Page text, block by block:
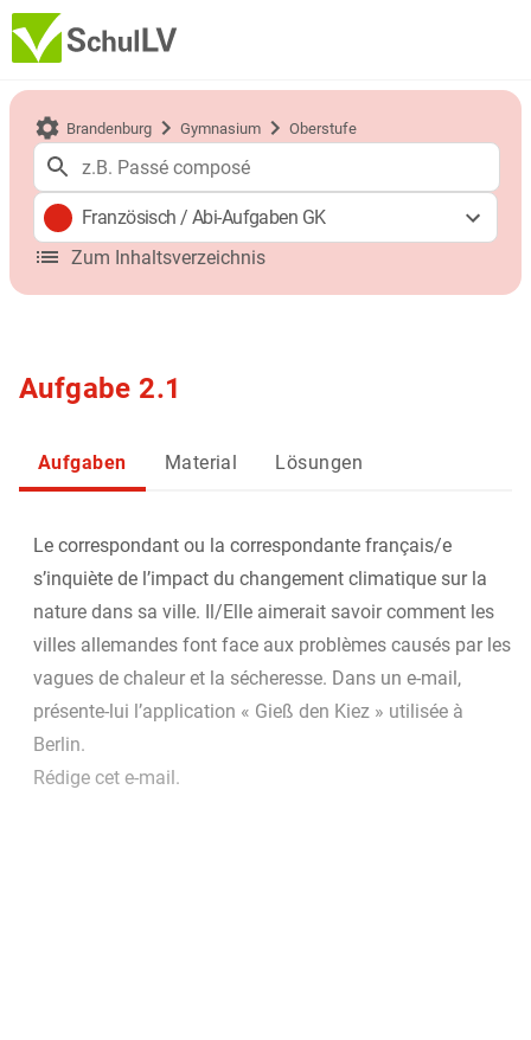
Brandenburg Gymnasium Oberstufe
Französisch / Abi-Aufgaben GK
Zum Inhaltsverzeichnis
Aufgabe 2.1
Aufgaben Material Lösungen
Le correspondant ou la correspondante français/e
s’inquiète de l’impact du changement climatique sur la
nature dans sa ville. Il/Elle aimerait savoir comment les
villes allemandes font face aux problèmes causés par les
vagues de chaleur et la sécheresse. Dans un e-mail,
présente-lui l’application « Gieß den Kiez » utilisée à
Berlin.
Rédige cet e-mail.